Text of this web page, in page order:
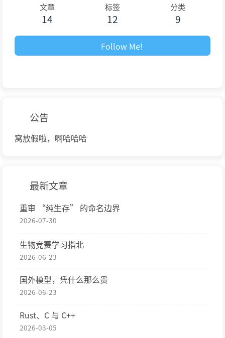
文章
14
标签
12
分类
9
Follow Me!
公告
窝放假啦，啊哈哈哈
最新文章
重审 “纯生存” 的命名边界
2026-07-30
生物竞赛学习指北
2026-06-23
国外模型，凭什么那么贵
2026-06-23
Rust、C 与 C++
2026-03-05